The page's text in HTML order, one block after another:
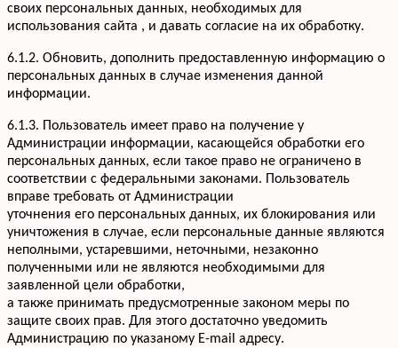
своих персональных данных, необходимых для
использования сайта , и давать согласие на их обработку.
6.1.2. Обновить, дополнить предоставленную информацию о
персональных данных в случае изменения данной
информации.
6.1.3. Пользователь имеет право на получение у
Администрации информации, касающейся обработки его
персональных данных, если такое право не ограничено в
соответствии с федеральными законами. Пользователь
вправе требовать от Администрации
уточнения его персональных данных, их блокирования или
уничтожения в случае, если персональные данные являются
неполными, устаревшими, неточными, незаконно
полученными или не являются необходимыми для
заявленной цели обработки,
а также принимать предусмотренные законом меры по
защите своих прав. Для этого достаточно уведомить
Администрацию по указаному E-mail адресу.